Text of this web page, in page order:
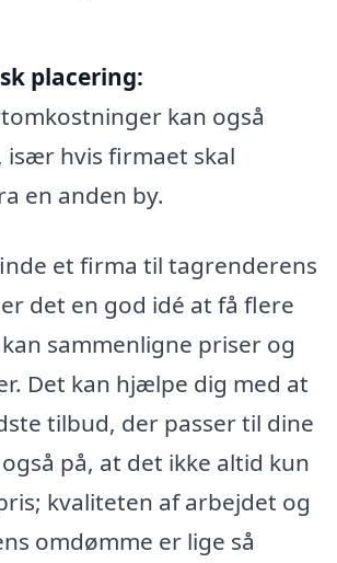
placering:
kan også
især hvis firmaet skal
en anden by.
et firma til tagrenderens
det en god idé at få flere
sammenligne priser og
Det kan hjælpe dig med at
tilbud, der passer til dine
på, at det ikke altid kun
kvaliteten af arbejdet og
omdømme er lige så